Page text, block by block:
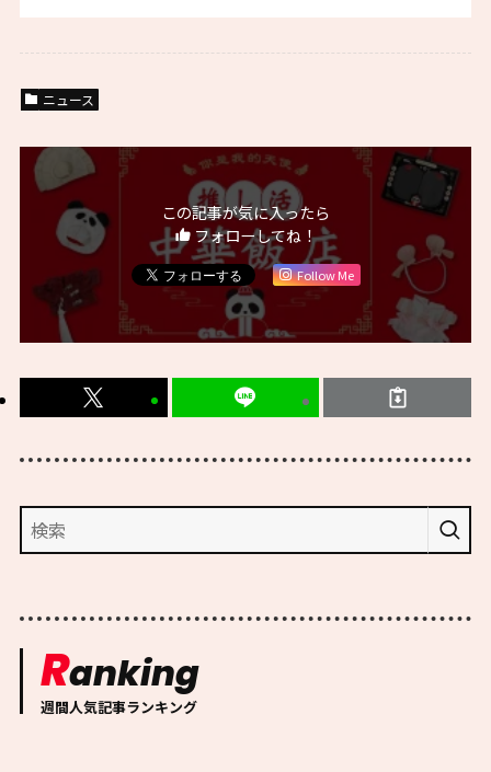
ニュース
この記事が気に入ったら
フォローしてね！
Follow Me
Ranking
週間人気記事ランキング